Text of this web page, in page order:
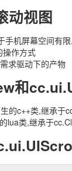
动视图
手机屏幕空间有
操作方式
求驱动下的产物
和
的c++类,继承于
lua类,继承于